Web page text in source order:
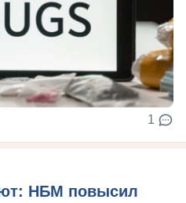
1
НБМ повысил